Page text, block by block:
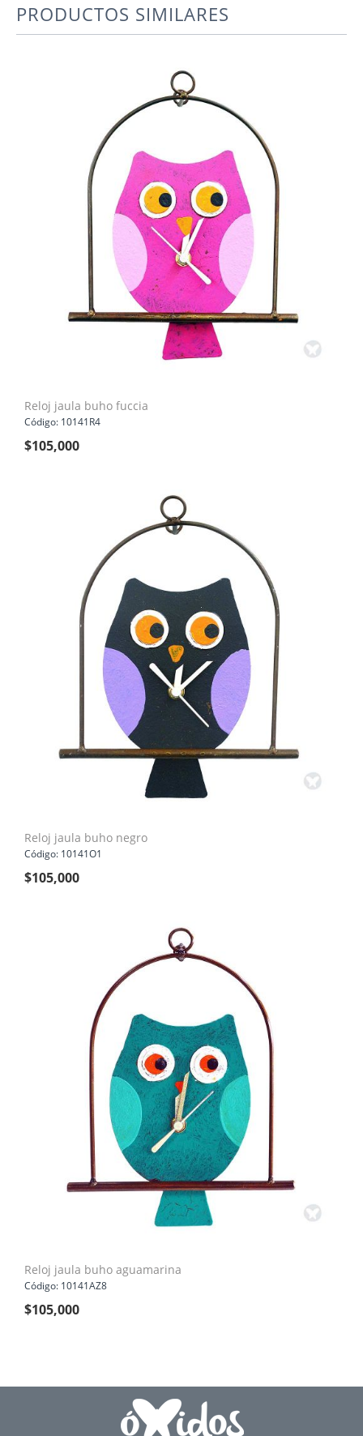
PRODUCTOS SIMILARES
Reloj jaula buho fuccia
Código: 10141R4
$105,000
Reloj jaula buho negro
Código: 10141O1
$105,000
Reloj jaula buho aguamarina
Código: 10141AZ8
$105,000